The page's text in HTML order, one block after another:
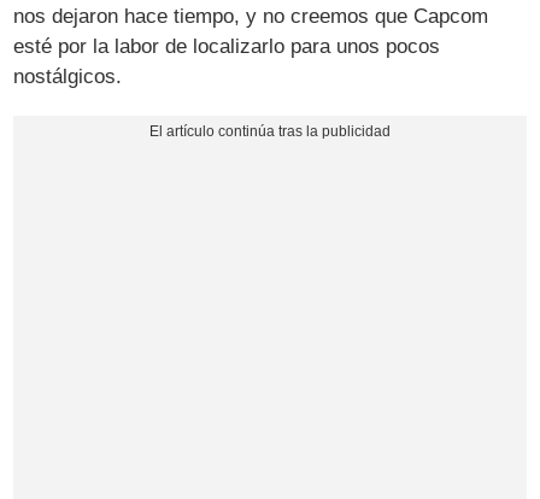
nos dejaron hace tiempo, y no creemos que Capcom
esté por la labor de localizarlo para unos pocos
nostálgicos.